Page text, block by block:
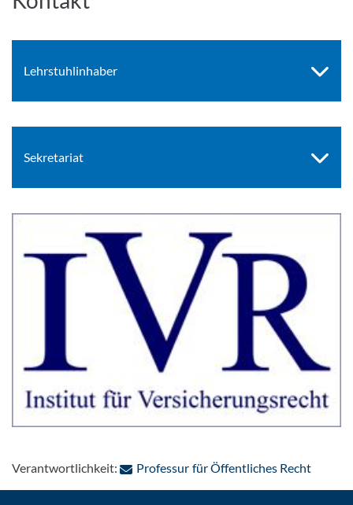
Lehrstuhlinhaber
Sekretariat
Verantwortlichkeit: Professur für Öffentliches Recht: Per